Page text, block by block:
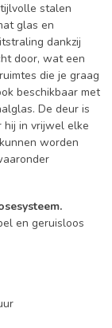
stalen
glas en
dankzij
door, wat een
die je graag
beschikbaar met
De deur is
hij in vrijwel elke
worden
en geruisloos